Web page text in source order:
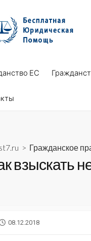
ЕС
> Гражданское
взыскать
PUBLISHED
08.12.2018